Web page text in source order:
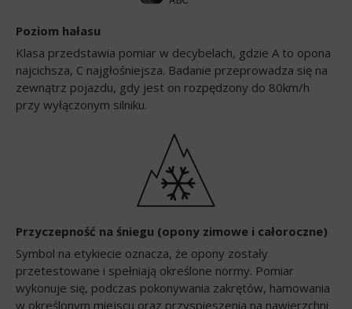
Poziom hałasu
Klasa przedstawia pomiar w decybelach, gdzie A to opona
najcichsza, C najgłośniejsza. Badanie przeprowadza się na
zewnątrz pojazdu, gdy jest on rozpędzony do 80km/h
przy wyłączonym silniku.
Przyczepność na śniegu (opony zimowe i całoroczne)
Symbol na etykiecie oznacza, że opony zostały
przetestowane i spełniają określone normy. Pomiar
wykonuje się, podczas pokonywania zakrętów, hamowania
w określonym miejscu oraz przyspieszenia na nawierzchni